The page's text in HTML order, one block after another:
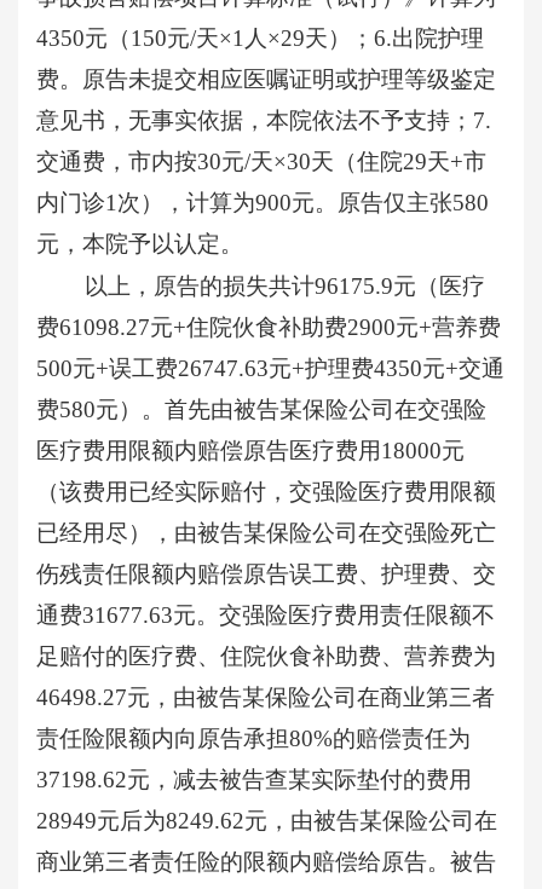
4350‬元（150元/天×1人×29天）；6.出院护理
费。原告未提交相应医嘱证明或护理等级鉴定
意见书，无事实依据，本院依法不予支持；7.
交通费，市内按30元/天×30天（住院29天+市
内门诊1次），计算为900元。原告仅主张580
元，本院予以认定。
以上，原告的损失共计96175.9‬‬元（医疗
费61098.27元+住院伙食补助费2900元+营养费
500元+误工费26747.63元+护理费4350元+交通
费580元）。首先由被告某保险公司在交强险
医疗费用限额内赔偿原告医疗费用18000元
（该费用已经实际赔付，交强险医疗费用限额
已经用尽），由被告某保险公司在交强险死亡
伤残责任限额内赔偿原告误工费、护理费、交
通费31677.63元。交强险医疗费用责任限额不
足赔付的医疗费、住院伙食补助费、营养费为
46498.27元，由被告某保险公司在商业第三者
责任险限额内向原告承担80%的赔偿责任为
37198.62元，减去被告查某实际垫付的费用
28949元后为8249.62元，由被告某保险公司在
商业第三者责任险的限额内赔偿给原告。被告